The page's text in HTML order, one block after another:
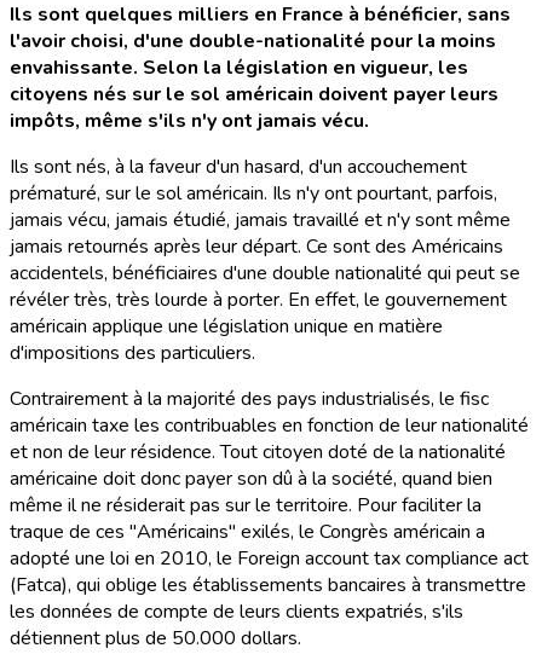
Ils sont quelques milliers en France à bénéficier, sans
l'avoir choisi, d'une double-nationalité pour la moins
envahissante. Selon la législation en vigueur, les
citoyens nés sur le sol américain doivent payer leurs
impôts, même s'ils n'y ont jamais vécu.
Ils sont nés, à la faveur d'un hasard, d'un accouchement
prématuré, sur le sol américain. Ils n'y ont pourtant, parfois,
jamais vécu, jamais étudié, jamais travaillé et n'y sont même
jamais retournés après leur départ. Ce sont des Américains
accidentels, bénéficiaires d'une double nationalité qui peut se
révéler très, très lourde à porter. En effet, le gouvernement
américain applique une législation unique en matière
d'impositions des particuliers.
Contrairement à la majorité des pays industrialisés, le fisc
américain taxe les contribuables en fonction de leur nationalité
et non de leur résidence. Tout citoyen doté de la nationalité
américaine doit donc payer son dû à la société, quand bien
même il ne résiderait pas sur le territoire. Pour faciliter la
traque de ces "Américains" exilés, le Congrès américain a
adopté une loi en 2010, le Foreign account tax compliance act
(Fatca), qui oblige les établissements bancaires à transmettre
les données de compte de leurs clients expatriés, s'ils
détiennent plus de 50.000 dollars.